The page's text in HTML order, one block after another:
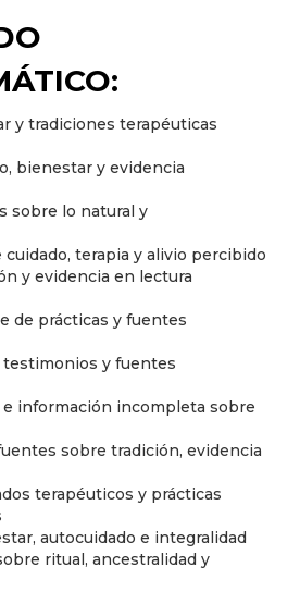
y tradiciones terapéuticas
bienestar y evidencia
sobre lo natural y
terapia y alivio percibido
y evidencia en lectura
de prácticas y fuentes
testimonios y fuentes
información incompleta sobre
sobre tradición, evidencia
terapéuticos y prácticas
autocuidado e integralidad
ritual, ancestralidad y